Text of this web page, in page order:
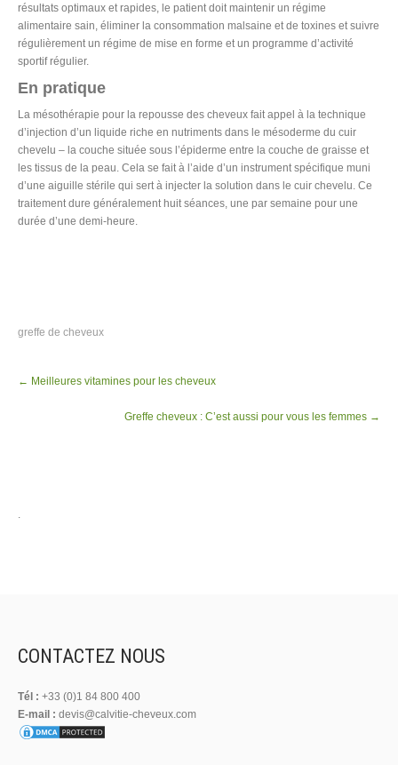
résultats optimaux et rapides, le patient doit maintenir un régime
alimentaire sain, éliminer la consommation malsaine et de toxines et suivre
régulièrement un régime de mise en forme et un programme d’activité
sportif régulier.
En pratique
La mésothérapie pour la repousse des cheveux fait appel à la technique
d’injection d’un liquide riche en nutriments dans le mésoderme du cuir
chevelu – la couche située sous l’épiderme entre la couche de graisse et
les tissus de la peau. Cela se fait à l’aide d’un instrument spécifique muni
d’une aiguille stérile qui sert à injecter la solution dans le cuir chevelu. Ce
traitement dure généralement huit séances, une par semaine pour une
durée d’une demi-heure.
greffe de cheveux
navigation
← Meilleures vitamines pour les cheveux
Greffe cheveux : C’est aussi pour vous les femmes →
.
CONTACTEZ NOUS
Tél : +33 (0)1 84 800 400
E-mail : devis@calvitie-cheveux.com